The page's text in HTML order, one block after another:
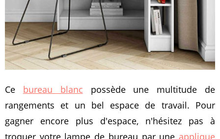
Ce bureau blanc possède une multitude de
rangements et un bel espace de travail. Pour
gagner encore plus d'espace, n'hésitez pas à